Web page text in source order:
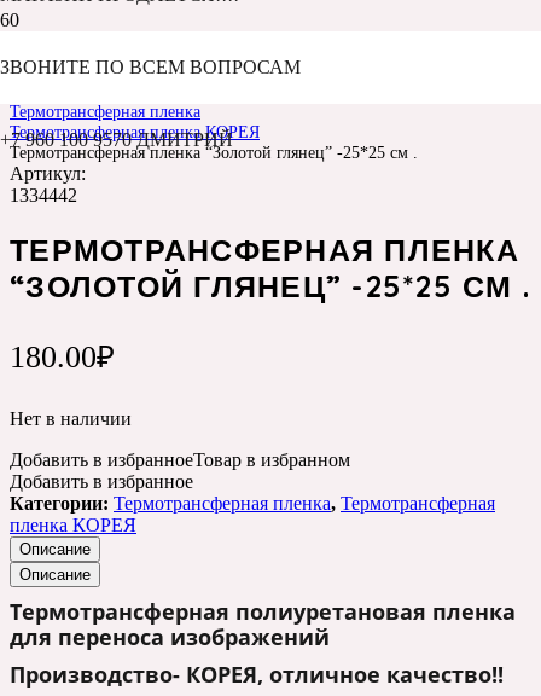
ЗВОНИТЕ ПО ВСЕМ ВОПРОСАМ
+7 960 100 9570 ДМИТРИЙ
Главная
Термотрансферная пленка
Термотрансферная пленка КОРЕЯ
Термотрансферная пленка “Золотой глянец” -25*25 см .
Артикул:
1334442
ТЕРМОТРАНСФЕРНАЯ ПЛЕНКА
“ЗОЛОТОЙ ГЛЯНЕЦ” -25*25 СМ .
180.00₽
Нет в наличии
Добавить в избранноеТовар в избранном
Добавить в избранное
Категории: Термотрансферная пленка, Термотрансферная
пленка КОРЕЯ
Описание
Описание
Термотрансферная полиуретановая пленка
для переноса изображений
Производство- КОРЕЯ, отличное качество!!